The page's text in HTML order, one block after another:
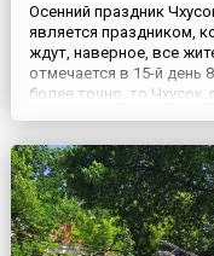
Осенний праздник
является праздником,
ждут, наверное, все
отмечается в 15-й день
более точно, то Чхусок